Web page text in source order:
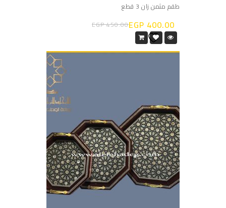
طقم مثمن زان 3 قطع
EGP450.00EGP 400.00